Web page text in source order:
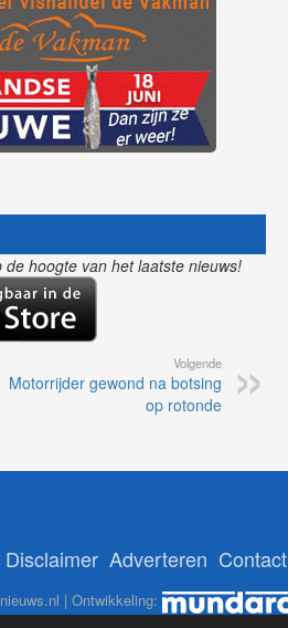
hoogte van het laatste nieuws!
Volgende
Motorrijder gewond na botsing
op rotonde
Disclaimer Adverteren Contact
| Ontwikkeling: